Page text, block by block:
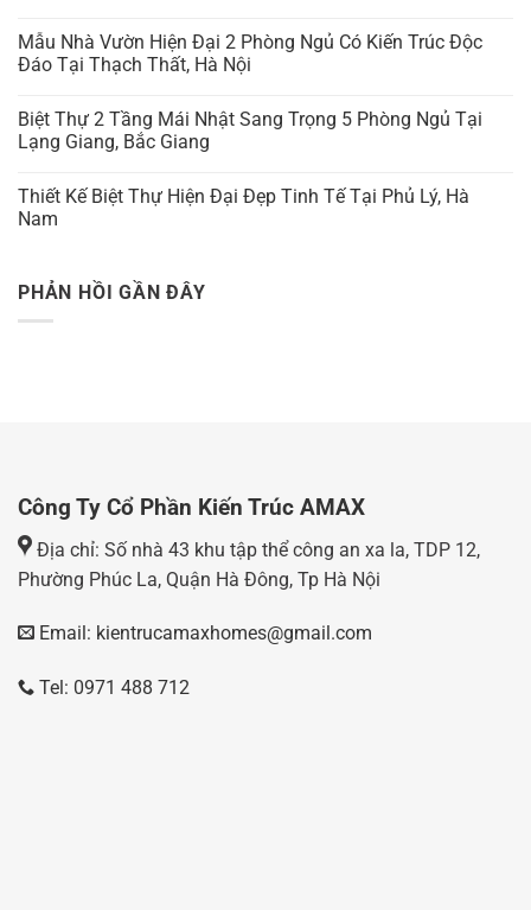
Mẫu Nhà Vườn Hiện Đại 2 Phòng Ngủ Có Kiến Trúc Độc
Đáo Tại Thạch Thất, Hà Nội
Biệt Thự 2 Tầng Mái Nhật Sang Trọng 5 Phòng Ngủ Tại
Lạng Giang, Bắc Giang
Thiết Kế Biệt Thự Hiện Đại Đẹp Tinh Tế Tại Phủ Lý, Hà
Nam
PHẢN HỒI GẦN ĐÂY
Công Ty Cổ Phần Kiến Trúc AMAX
Địa chỉ: Số nhà 43 khu tập thể công an xa la, TDP 12,
Phường Phúc La, Quận Hà Đông, Tp Hà Nội
Email: kientrucamaxhomes@gmail.com
Tel: 0971 488 712